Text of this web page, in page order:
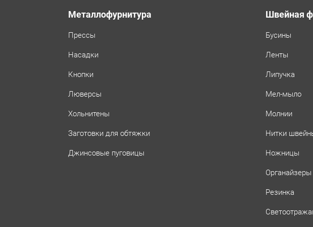
Металлофурнитура
Прессы
Насадки
Кнопки
Люверсы
Хольнитены
Заготовки для обтяжки
Джинсовые пуговицы
Швейная
Бусины
Ленты
Липучка
Мел-мыло
Молнии
Нитки
Ножницы
Органайзеры
Резинка